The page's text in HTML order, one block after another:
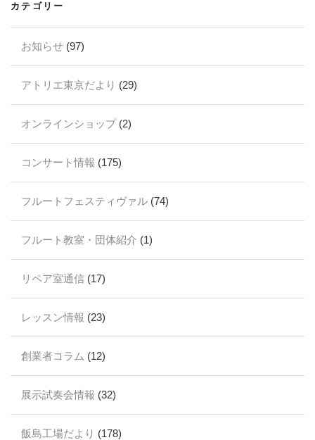
カテゴリー
お知らせ (97)
アトリエ東京だより (29)
オンラインショップ(2)
コンサート情報 (175)
フルートフェスティヴァル (74)
フルート教室・団体紹介 (1)
リペア室通信 (17)
レッスン情報 (23)
創業者コラム (12)
展示試奏会情報 (32)
飯島工場だより (178)